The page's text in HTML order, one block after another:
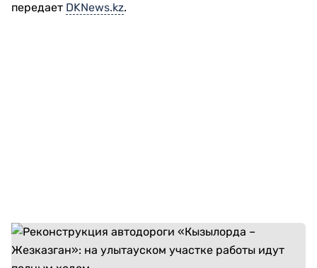
передает DKNews.kz.